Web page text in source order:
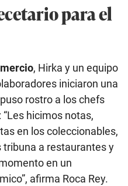
para el
, Hirka y un equipo
iniciaron una
rostro a los chefs
hicimos notas,
en los coleccionables,
a restaurantes y
en un
afirma Roca Rey.